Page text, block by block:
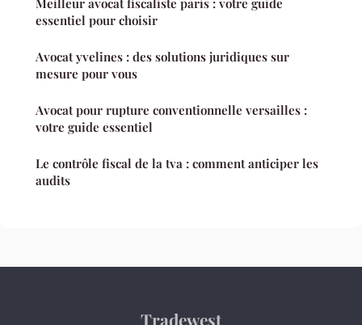
essentiel pour choisir
Avocat yvelines : des solutions juridiques sur
mesure pour vous
Avocat pour rupture conventionnelle versailles :
votre guide essentiel
Le contrôle fiscal de la tva : comment anticiper les
audits
Tradewest